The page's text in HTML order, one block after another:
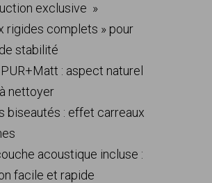
exclusive »
rigides complets » pour
stabilité
: aspect naturel
nettoyer
biseautés : effet carreaux
acoustique incluse :
facile et rapide